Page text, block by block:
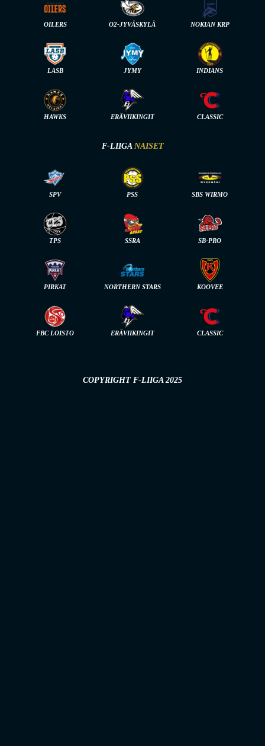
OILERS O2-JYVÄSKYLÄ NOKIAN KRP
LASB JYMY INDIANS
HAWKS ERÄVIIKINGIT CLASSIC
F-LIIGA NAISET
SPV PSS SBS WIRMO
TPS SSRA SB-PRO
PIRKAT NORTHERN STARS KOOVEE
FBC LOISTO ERÄVIIKINGIT CLASSIC
COPYRIGHT F-LIIGA 2025